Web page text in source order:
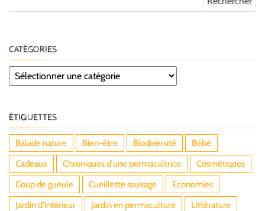
CATÉGORIES
Catégories
ÉTIQUETTES
Balade nature Bien-être Biodiversité
Bébé
Cadeaux
Chroniques d'une permacultrice
Cosmétiques
Coup de gueule
Cueillette sauvage
Economies
Jardin d'intérieur
Jardin en permaculture
Littérature